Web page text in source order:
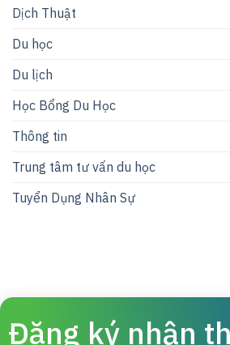
Dịch Thuật
Du học
Du lịch
Học Bổng Du Học
Thông tin
Trung tâm tư vấn du học
Tuyển Dụng Nhân Sự
Đăng ký nhận